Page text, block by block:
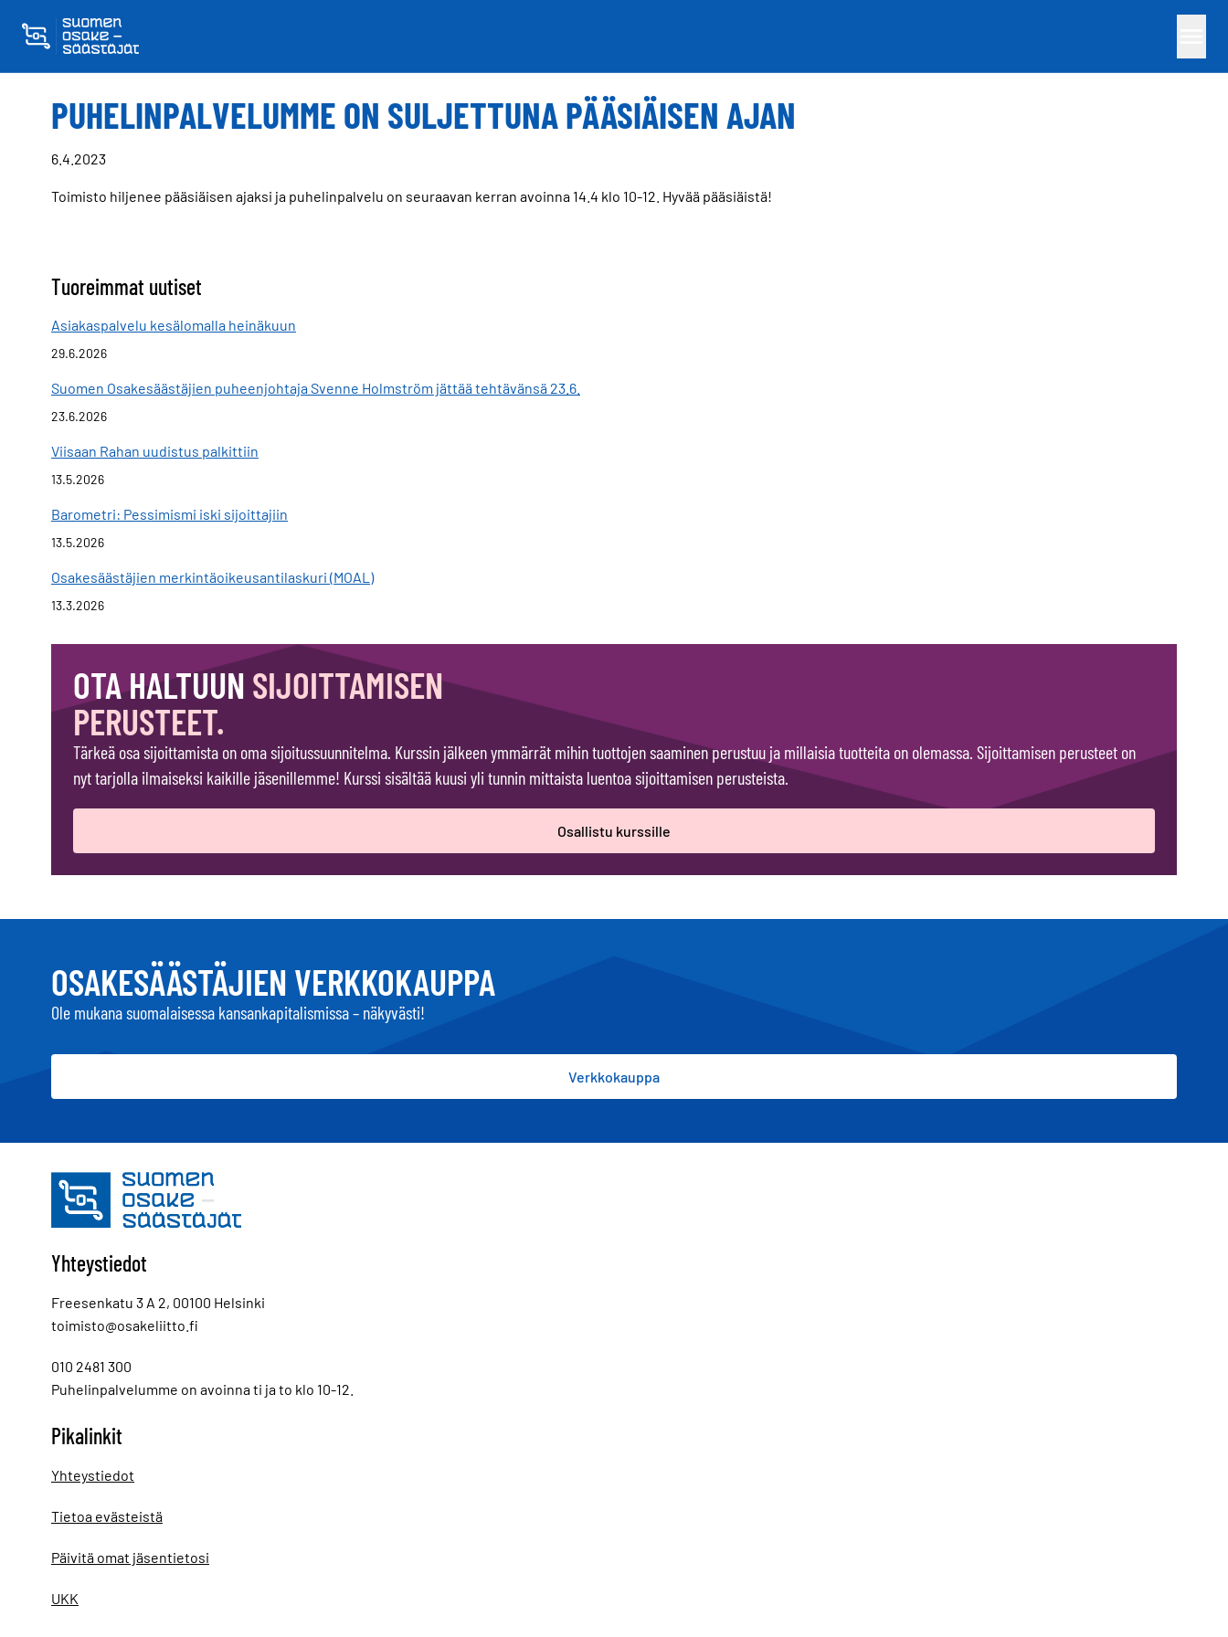
Skippaa sisältö
PUHELINPALVELUMME ON SULJETTUNA PÄÄSIÄISEN AJAN
6.4.2023
Toimisto hiljenee pääsiäisen ajaksi ja puhelinpalvelu on seuraavan kerran avoinna 14.4 klo 10-12. Hyvää pääsiäistä!
Tuoreimmat uutiset
Asiakaspalvelu kesälomalla heinäkuun
29.6.2026
Suomen Osakesäästäjien puheenjohtaja Svenne Holmström jättää tehtävänsä 23.6.
23.6.2026
Viisaan Rahan uudistus palkittiin
13.5.2026
Barometri: Pessimismi iski sijoittajiin
13.5.2026
Osakesäästäjien merkintäoikeusantilaskuri (MOAL)
13.3.2026
OTA HALTUUN SIJOITTAMISEN
PERUSTEET.
Tärkeä osa sijoittamista on oma sijoitussuunnitelma. Kurssin jälkeen ymmärrät mihin tuottojen saaminen perustuu ja millaisia tuotteita on olemassa. Sijoittamisen perusteet on
nyt tarjolla ilmaiseksi kaikille jäsenillemme! Kurssi sisältää kuusi yli tunnin mittaista luentoa sijoittamisen perusteista.
Osallistu kurssille
OSAKESÄÄSTÄJIEN VERKKOKAUPPA
Ole mukana suomalaisessa kansankapitalismissa – näkyvästi!
Verkkokauppa
Yhteystiedot
Freesenkatu 3 A 2, 00100 Helsinki
toimisto@osakeliitto.fi
010 2481 300
Puhelinpalvelumme on avoinna ti ja to klo 10-12.
Pikalinkit
Yhteystiedot
Tietoa evästeistä
Päivitä omat jäsentietosi
UKK